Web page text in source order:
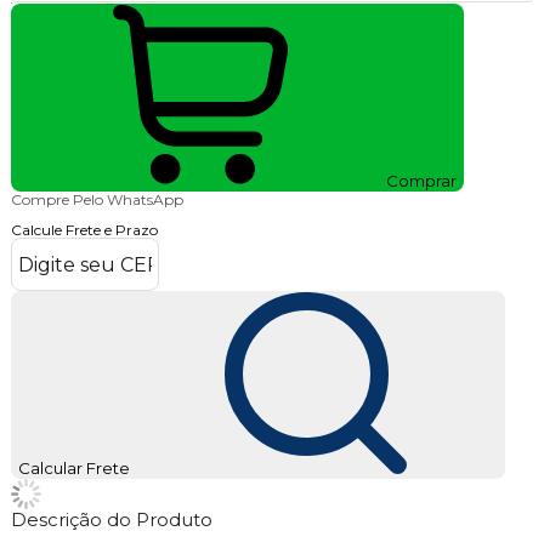
Comprar
Compre Pelo WhatsApp
Calcule Frete e Prazo
Calcular Frete
Descrição do Produto